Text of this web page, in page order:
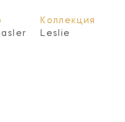
Коллекция
Leslie